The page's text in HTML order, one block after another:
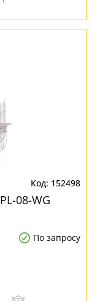
152498
08-WG
По запросу